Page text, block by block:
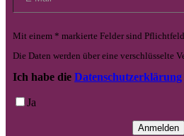
Mit einem * markierte Felder sind
Die Daten werden über eine verschlüsselte
Ich habe die Datenschutzerklärung
Ja